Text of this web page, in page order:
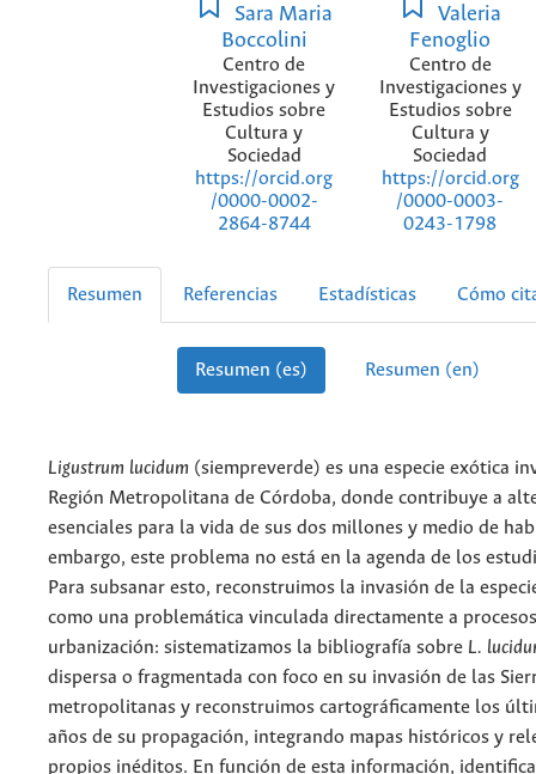
Sara Maria
Boccolini
Centro de
Investigaciones y
Estudios sobre
Cultura y
Sociedad
https://orcid.org
/0000-0002-
2864-8744
Valeria
Fenoglio
Centro de
Investigaciones y
Estudios sobre
Cultura y
Sociedad
https://orcid.org
/0000-0003-
0243-1798
Resumen Referencias Estadísticas Cómo
Resumen (es) Resumen (en)
Ligustrum lucidum (siempreverde) es una especie exótica
Región Metropolitana de Córdoba, donde contribuye a
esenciales para la vida de sus dos millones y medio de
embargo, este problema no está en la agenda de los
Para subsanar esto, reconstruimos la invasión de la
como una problemática vinculada directamente a
urbanización: sistematizamos la bibliografía sobre L.
dispersa o fragmentada con foco en su invasión de las
metropolitanas y reconstruimos cartográficamente los
años de su propagación, integrando mapas históricos y
propios inéditos. En función de esta información,